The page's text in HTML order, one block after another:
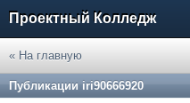
Проектный Колледж
« На главную
Публикации iri90666920